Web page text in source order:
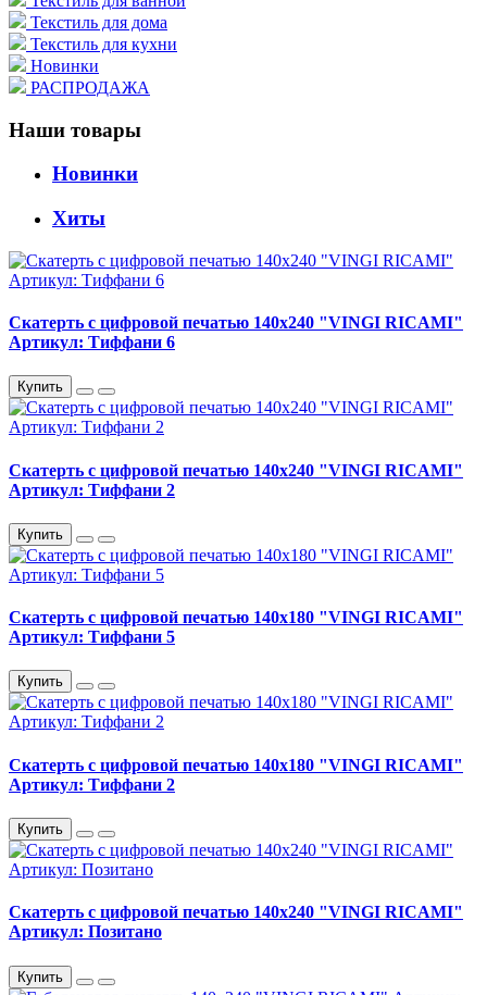
Текстиль для дома
Текстиль для кухни
Новинки
РАСПРОДАЖА
Наши товары
Новинки
Хиты
Скатерть с цифровой печатью 140х240 "VINGI RICAMI"
Артикул: Тиффани 6
Купить
Скатерть с цифровой печатью 140х240 "VINGI RICAMI"
Артикул: Тиффани 2
Купить
Скатерть с цифровой печатью 140х180 "VINGI RICAMI"
Артикул: Тиффани 5
Купить
Скатерть с цифровой печатью 140х180 "VINGI RICAMI"
Артикул: Тиффани 2
Купить
Скатерть с цифровой печатью 140х240 "VINGI RICAMI"
Артикул: Позитано
Купить